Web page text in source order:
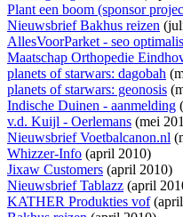
Plant een boom (sponsor
Nieuwsbrief Bakhus reizen
AllesVoorParket - seo
Maatschap Orthopedie
planets of starwars: dagobah
planets of starwars: geonosis
Indische Duinen - aanmelding
v.d. Kuijl - Oerlemans (mei
Nieuwsbrief Voetbalcanon.nl
Whizzer-Info (april 2010)
Jixaw Customers (april 2010)
Nieuwsbrief Tablazz (april
KATHER Produkties vof